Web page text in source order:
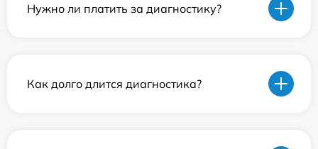
Нужно ли платить за диагностику?
Как долго длится диагностика?